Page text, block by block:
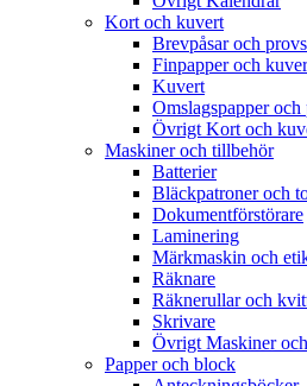
Kort och kuvert
Brevpåsar och
Finpapper och
Kuvert
Omslagspapper och
Övrigt Kort och
Maskiner och tillbehör
Batterier
Bläckpatroner och
Dokumentförstörare
Laminering
Märkmaskin och
Räknare
Räknerullar och
Skrivare
Övrigt Maskiner
Papper och block